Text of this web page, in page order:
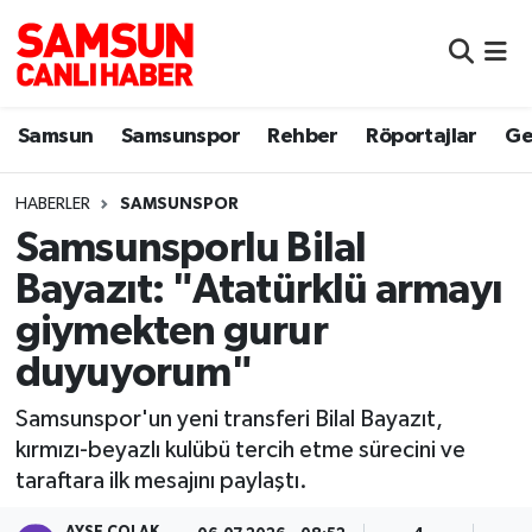
Samsun Samsunspor Rehber Röportajlar
HABERLER SAMSUNSPOR
Samsunsporlu Bilal
Bayazıt: "Atatürklü armayı
giymekten gurur
duyuyorum"
Samsunspor'un yeni transferi Bilal Bayazıt,
kırmızı-beyazlı kulübü tercih etme sürecini ve
taraftara ilk mesajını paylaştı.
Samsun
Sokak Röportajları
Dünya
Eğitim
Sağlık
Samsun Nöbetçi Eczaneler
Samsun Hava Durumu
Samsun Namaz Vakitleri
Samsun Trafik Yoğunluk Haritası
Süper Lig Puan Durumu ve Fikstür
Tüm Manşetler
Son Dakika Haberleri